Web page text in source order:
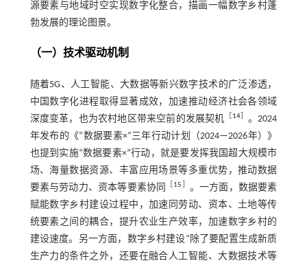
源要素与地域时空实现数字化整合，描画一幅数字乡村蓬
勃发展的理论图景。
（一）技术驱动机制
随着5G、人工智能、大数据等新兴数字技术的广泛渗透，
中国数字化进程取得显著成效，加速推动经济社会各领域
深度变革，也为农村地区带来空前的发展契机
14］ 。2024
年发布的《“数据要素×”三年行动计划（2024—2026年）》
也提到实施“数据要素×”行动，就是要发挥我国超大规模市
场、海量数据资源、丰富应用场景等多重优势，推动数据
要素与劳动力、资本等要素协同
15
。一方面，数据要素
赋能数字乡村建设过程中，加速同劳动、资本、土地等传
统要素之间的耦合，提升农业生产效率，加速数字乡村的
建设速度。另一方面，数字乡村建设“除了要配置生成新质
生产力的条件之外，还要在融合人工智能、大数据技术等